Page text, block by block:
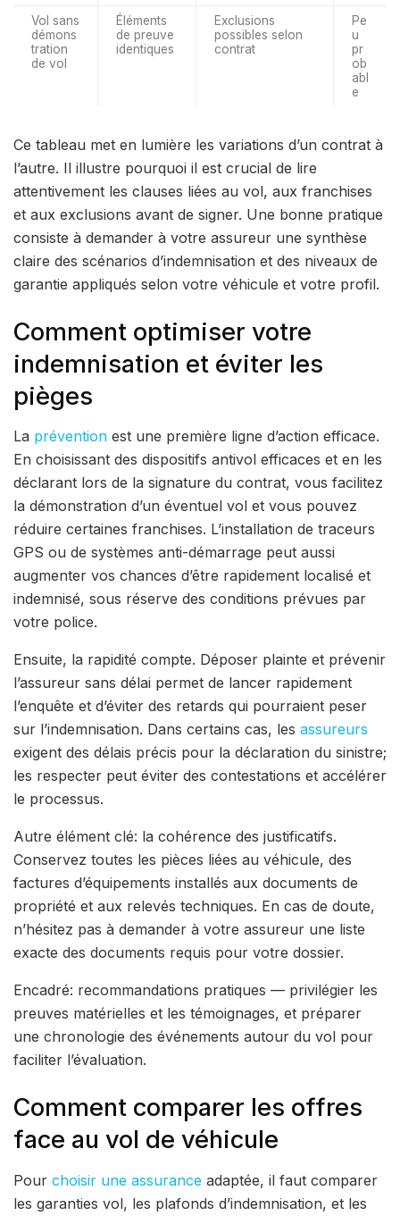
Vol sans
démons
tration
de vol
Éléments
de preuve
identiques
Exclusions
possibles selon
contrat
Pe
u
pr
ob
abl
e
Ce tableau met en lumière les variations d’un contrat à
l’autre. Il illustre pourquoi il est crucial de lire
attentivement les clauses liées au vol, aux franchises
et aux exclusions avant de signer. Une bonne pratique
consiste à demander à votre assureur une synthèse
claire des scénarios d’indemnisation et des niveaux de
garantie appliqués selon votre véhicule et votre profil.
Comment optimiser votre
indemnisation et éviter les
pièges
La prévention est une première ligne d’action efficace.
En choisissant des dispositifs antivol efficaces et en les
déclarant lors de la signature du contrat, vous facilitez
la démonstration d’un éventuel vol et vous pouvez
réduire certaines franchises. L’installation de traceurs
GPS ou de systèmes anti-démarrage peut aussi
augmenter vos chances d’être rapidement localisé et
indemnisé, sous réserve des conditions prévues par
votre police.
Ensuite, la rapidité compte. Déposer plainte et prévenir
l’assureur sans délai permet de lancer rapidement
l’enquête et d’éviter des retards qui pourraient peser
sur l’indemnisation. Dans certains cas, les assureurs
exigent des délais précis pour la déclaration du sinistre;
les respecter peut éviter des contestations et accélérer
le processus.
Autre élément clé: la cohérence des justificatifs.
Conservez toutes les pièces liées au véhicule, des
factures d’équipements installés aux documents de
propriété et aux relevés techniques. En cas de doute,
n’hésitez pas à demander à votre assureur une liste
exacte des documents requis pour votre dossier.
Encadré: recommandations pratiques — privilégier les
preuves matérielles et les témoignages, et préparer
une chronologie des événements autour du vol pour
faciliter l’évaluation.
Comment comparer les offres
face au vol de véhicule
Pour choisir une assurance adaptée, il faut comparer
les garanties vol, les plafonds d’indemnisation, et les